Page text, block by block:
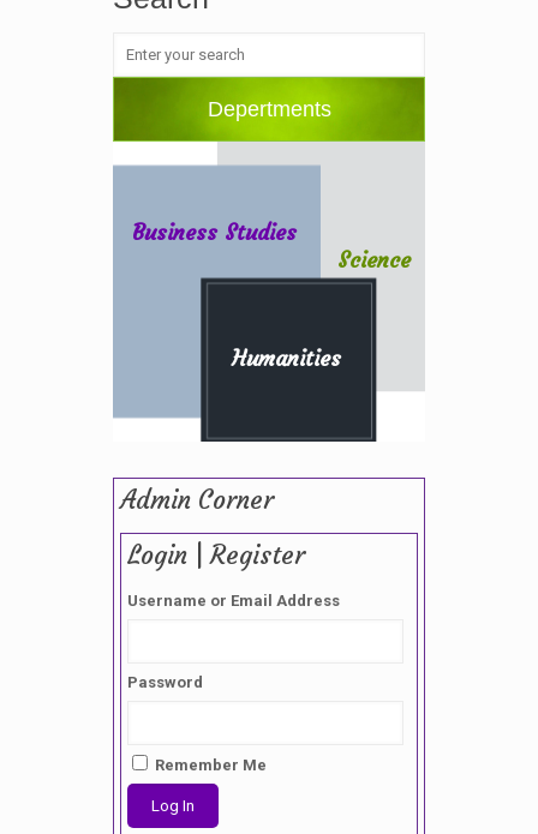
Depertments
Humanities
Business Studies
Science
Admin Corner
Login | Register
Username or Email Address
Password
Remember Me